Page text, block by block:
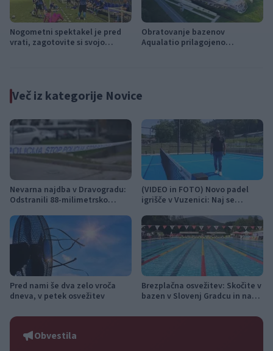
Nogometni spektakel je pred
vrati, zagotovite si svojo
Obratovanje bazenov
Aqualatio prilagojeno
Več iz kategorije Novice
Nevarna najdba v Dravogradu:
Odstranili 88-milimetrsko
(VIDEO in FOTO) Novo padel
igrišče v Vuzenici: Naj se
začne
Pred nami še dva zelo vroča
dneva, v petek osvežitev
Brezplačna osvežitev: Skočite v
bazen v Slovenj Gradcu in na
Obvestila